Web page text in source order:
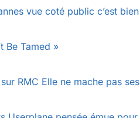
vue coté public c’est bien
Be Tamed »
RMC Elle ne mache pas ses